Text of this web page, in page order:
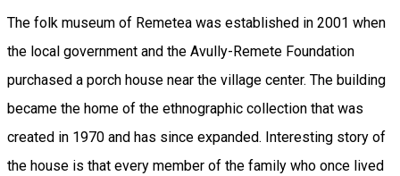
The folk museum of Remetea was established in 2001 when
the local government and the Avully-Remete Foundation
purchased a porch house near the village center. The building
became the home of the ethnographic collection that was
created in 1970 and has since expanded. Interesting story of
the house is that every member of the family who once lived